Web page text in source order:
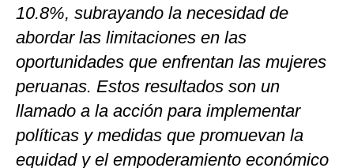
10.8%, subrayando la necesidad de
abordar las limitaciones en las
oportunidades que enfrentan las mujeres
peruanas. Estos resultados son un
llamado a la acción para implementar
políticas y medidas que promuevan la
equidad y el empoderamiento económico